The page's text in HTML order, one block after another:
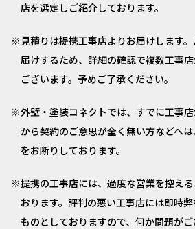
店を選定しご紹介しております。
見積りは提携工事店よりお届けします
届けするため、詳細の確認で複数工事
ございます。予めご了承ください。
外壁・塗装コネクトでは、すでに工事
から契約のご意思が全く無い方などへ
をお断りしております。
提携の工事店には、過度な営業を控え
おります。評判の悪い工事店には即時
ものとしておりますので、何か問題が